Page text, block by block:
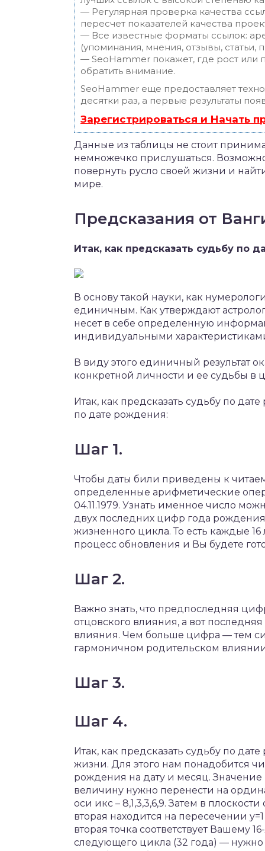
— Регулярная проверка качества
пересчет показателей качества
— Все известные форматы ссылок:
(упоминания, мнения, отзывы, статьи,
— SeoHammer покажет, где рост или
обратить внимание.
SeoHammer еще предоставляет
десятки раз, а первые результаты
Зарегистрироваться и Начать
Данные из таблицы не стоит
немножечко прислушаться.
повернуть русло своей жизни и
мире.
Предсказания от
Итак, как предсказать судьбу по
В основу такой науки, как
единичным. Как утверждают
несет в себе определенную
индивидуальными
В виду этого единичный результат
конкретной личности и ее судьбы в
Итак, как предсказать судьбу по
по дате рождения:
Шаг 1.
Чтобы даты били приведены к
определенные арифметические
04.11.1979. Узнать именное число
двух последних цифр года
жизненного цикла. То есть каждые
процесс обновления и Вы будете
Шаг 2.
Важно знать, что предпоследняя
отцовского влияния, а вот
влияния. Чем больше цифра — тем
гармоничном родительском
Шаг 3.
Шаг 4.
Итак, как предсказать судьбу по
жизни. Для этого нам понадобится
рождения на дату и месяц. Значение
величину нужно перенести на
оси икс – 8,1,3,3,6,9. Затем в
вторая находится на пересечении
вторая точка соответствует Вашему
следующего цикла (32 года) — нужно